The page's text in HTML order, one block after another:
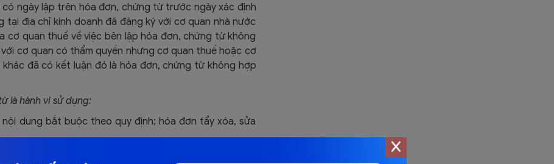
ngày lập trên hóa đơn, chứng từ trước ngày xác định
địa chỉ kinh doanh đã đăng ký với cơ quan nhà nước
quan thuế về việc bên lập hóa đơn, chứng từ không
cơ quan có thẩm quyền nhưng cơ quan thuế hoặc cơ
đã có kết luận đó là hóa đơn, chứng từ không hợp
là hành vi sử dụng:
dung bắt buộc theo quy định; hóa đơn tẩy xóa, sửa
đã ghi các chỉ tiêu, nội dung nghiệp vụ kinh tế nhưng